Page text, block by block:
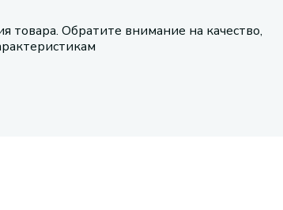
товара. Обратите внимание на качество,